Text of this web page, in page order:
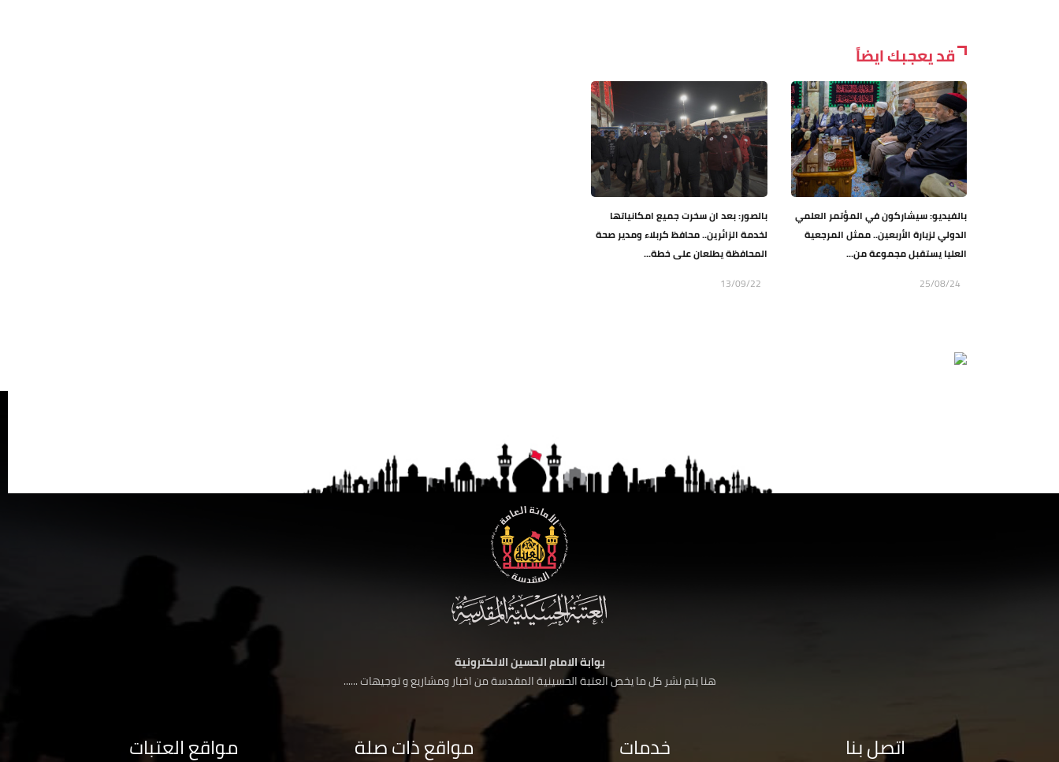
قد يعجبك ايضاً
بالفيديو: سيشاركون في المؤتمر العلمي
الدولي لزيارة الأربعين.. ممثل المرجعية
العليا يستقبل مجموعة من...
25/08/24
بالصور: بعد ان سخرت جميع امكانياتها
لخدمة الزائرين.. محافظ كربلاء ومدير صحة
المحافظة يطلعان على خطة...
13/09/22
بوابة الامام الحسين الالكترونية
هنا يتم نشر كل ما يخص العتبة الحسينية المقدسة من اخبار ومشاريع و توجيهات ......
اتصل بنا خدمات مواقع ذات صلة مواقع العتبات